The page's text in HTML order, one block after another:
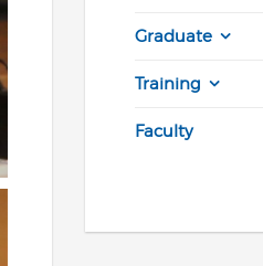
Graduate
Training
Faculty